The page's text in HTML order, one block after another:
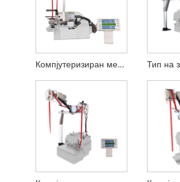
Компјутеризиран мерен уред за затегнување MCA 20K